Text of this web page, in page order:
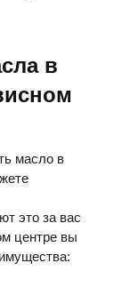
в
масло в
это за вас
центре вы